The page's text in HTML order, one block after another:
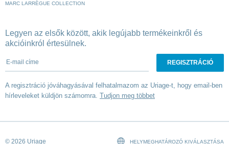
MARC LARRÈGUE COLLECTION
Legyen az elsők között, akik legújabb termékeinkről és
akcióinkról értesülnek.
E-mail címe
A regisztráció jóváhagyásával felhatalmazom az Uriage-t, hogy email-ben
hírleveleket küldjön számomra. Tudjon meg többet
© 2026 Uriage HELYMEGHATÁROZÓ KIVÁLASZTÁSA